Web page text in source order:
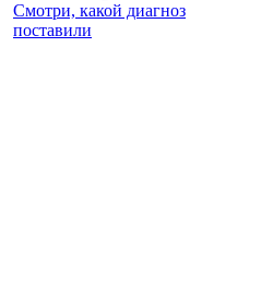
Смотри, какой диагноз
поставили